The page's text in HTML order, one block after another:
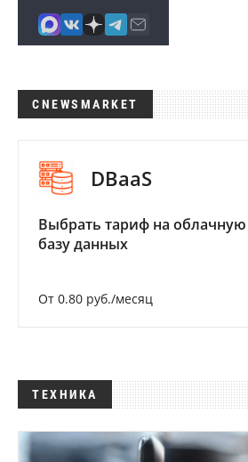
CNEWSMARKET
DBaaS
Выбрать тариф на облачную
базу данных
От 0.80 руб./месяц
ТЕХНИКА